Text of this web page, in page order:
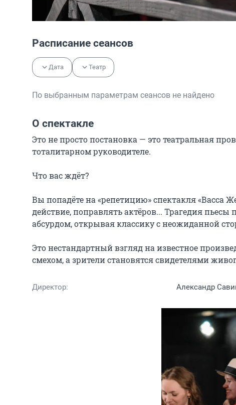
Расписание сеансов
Дата Театр
По выбранным параметрам сеансов не найдено
О спектакле
Это не просто постановка — это театральная
тоталитарном руководителе.
Что вас ждёт?
Вы попадёте на «репетицию» спектакля «Васса
действие, поправлять актёров... Трагедия
абсурдом, открывая классику с неожиданной
Это нестандартный взгляд на известное
смехом, а зрители становятся свидетелями
Директор: Александр